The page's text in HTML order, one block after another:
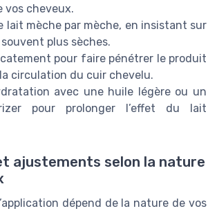
vos cheveux.
lait mèche par mèche, en insistant sur
souvent plus sèches.
pour faire pénétrer le produit
circulation du cuir chevelu.
avec une huile légère ou un
pour prolonger l’effet du lait
ajustements selon la nature
dépend de la nature de vos